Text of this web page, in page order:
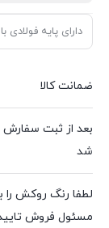
دارای پایه فولادی
ضمانت کالا
شد
لطفا رنگ روکش را
مسئول فروش